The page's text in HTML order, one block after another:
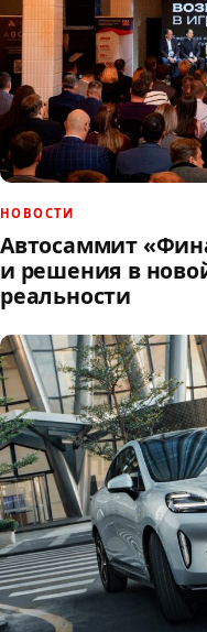
НОВОСТИ
Автосаммит
и решения в
реальности